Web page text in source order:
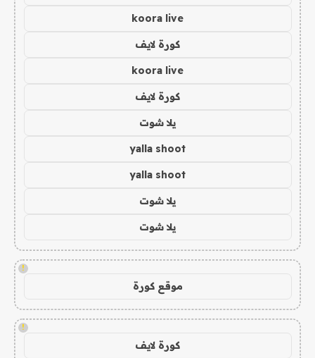
koora live
كورة لايف
koora live
كورة لايف
يلا شوت
yalla shoot
yalla shoot
يلا شوت
يلا شوت
!
موقع كورة
!
كورة لايف